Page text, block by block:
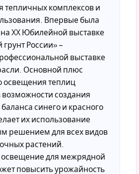
тепличных комплексов и
Впервые была
XX Юбилейной выставке
России» –
выставке
Основной плюс
освещения теплиц
возможности создания
синего и красного
их использование
решением для всех видов
растений.
освещение для межрядной
повысить урожайность